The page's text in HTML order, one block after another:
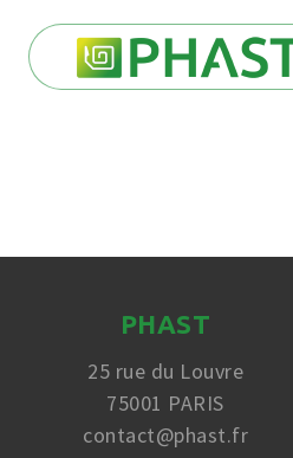
PHAST
25 rue du Louvre
75001 PARIS
contact@phast.fr